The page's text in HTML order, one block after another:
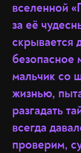
вселенной
за её
скрывается
безопасное
мальчик со
жизнью,
разгадать
всегда
проверим,